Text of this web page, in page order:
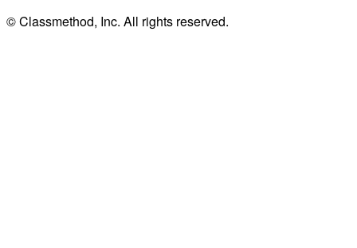
© Classmethod, Inc. All rights reserved.